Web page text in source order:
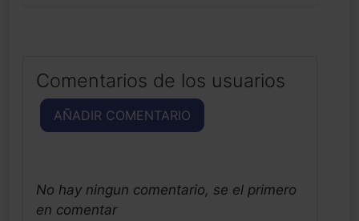
Comentarios de los usuarios
AÑADIR COMENTARIO
No hay ningun comentario, se el primero
en comentar